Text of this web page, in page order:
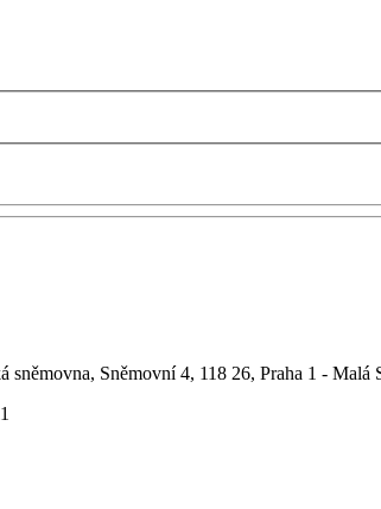
sněmovna, Sněmovní 4, 118 26, Praha 1 - Malá